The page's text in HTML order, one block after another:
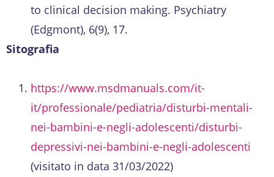
to clinical decision making. Psychiatry
(Edgmont), 6(9), 17.
Sitografia
https://www.msdmanuals.com/it-
it/professionale/pediatria/disturbi-mentali-
nei-bambini-e-negli-adolescenti/disturbi-
depressivi-nei-bambini-e-negli-adolescenti
(visitato in data 31/03/2022)